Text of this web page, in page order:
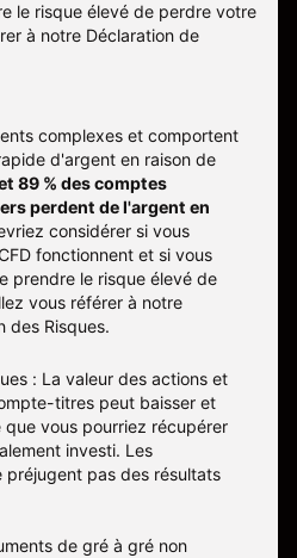
le risque élevé de perdre votre
à notre Déclaration de
complexes et comportent
d'argent en raison de
89 % des comptes
perdent de l'argent en
considérer si vous
fonctionnent et si vous
prendre le risque élevé de
vous référer à notre
des Risques.
: La valeur des actions et
titres peut baisser et
vous pourriez récupérer
investi. Les
préjugent pas des résultats
de gré à gré non